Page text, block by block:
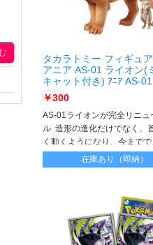
タカラトミー フィギュア
アニア AS-01 ライオン(
キャット付き) ｱﾆｱ AS-
ｰｱｷｬｯﾄ付き)
￥300
AS-01ライオンが完全リニュ
ル 造形の進化だけでなく、
く動くようになり、今まで
たライオンならではの迫力
ングを楽しめるようになり
に遊べるミーアキャット付き
在庫あり（即納）